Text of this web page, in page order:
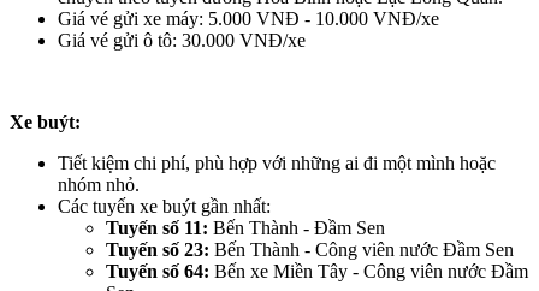
Giá vé gửi xe máy: 5.000 VNĐ - 10.000 VNĐ/xe
Giá vé gửi ô tô: 30.000 VNĐ/xe
Xe buýt:
Tiết kiệm chi phí, phù hợp với những ai đi một mình hoặc
nhóm nhỏ.
Các tuyến xe buýt gần nhất:
Tuyến số 11: Bến Thành - Đầm Sen
Tuyến số 23: Bến Thành - Công viên nước Đầm Sen
Tuyến số 64: Bến xe Miền Tây - Công viên nước Đầm